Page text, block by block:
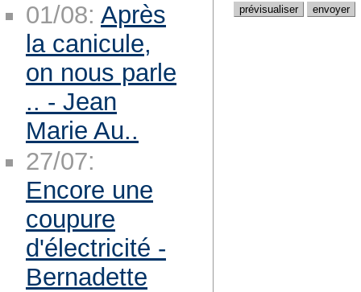
01/08: Après
la canicule,
on nous parle
.. - Jean
Marie Au..
27/07:
Encore une
coupure
d'électricité -
Bernadette